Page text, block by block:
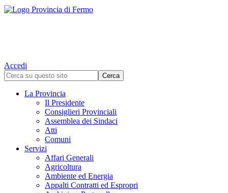
Accedi
La Provincia
Il Presidente
Consiglieri Provinciali
Assemblea dei Sindaci
Atti
Comuni
Servizi
Affari Generali
Agricoltura
Ambiente ed Energia
Appalti Contratti ed Espropri